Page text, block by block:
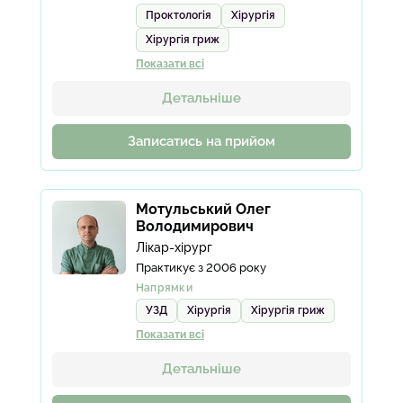
Проктологія
Хірургія
Хірургія гриж
Показати всі
Детальніше
Записатись на прийом
Мотульський Олег
Володимирович
Лікар-хірург
Практикує з 2006 року
Напрямки
УЗД
Хірургія
Хірургія гриж
Показати всі
Детальніше